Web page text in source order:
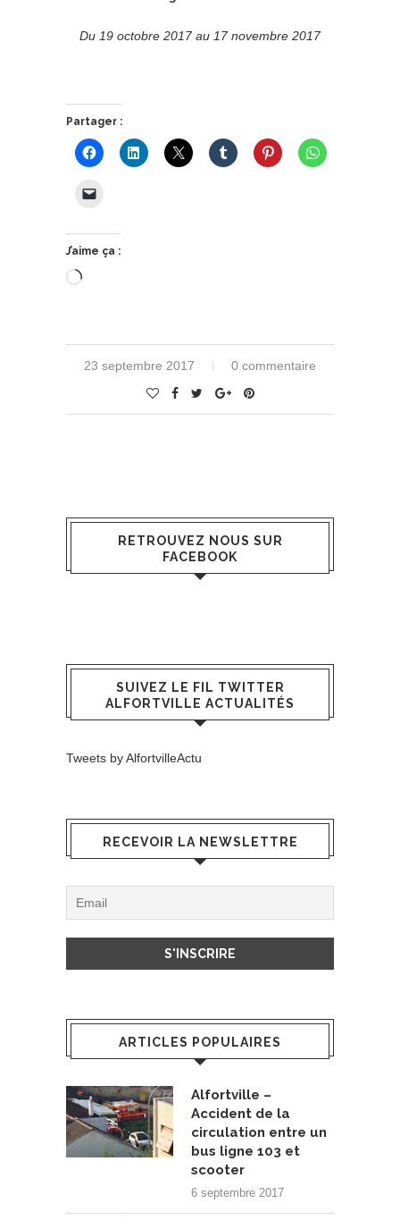
Du 19 octobre 2017 au 17 novembre 2017
Partager :
J’aime ça :
Chargement…
23 septembre 2017 0 commentaire
RETROUVEZ NOUS SUR
FACEBOOK
SUIVEZ LE FIL TWITTER
ALFORTVILLE ACTUALITÉS
Tweets by AlfortvilleActu
RECEVOIR LA NEWSLETTRE
ARTICLES POPULAIRES
Alfortville –
Accident de la
circulation entre un
bus ligne 103 et
scooter
6 septembre 2017